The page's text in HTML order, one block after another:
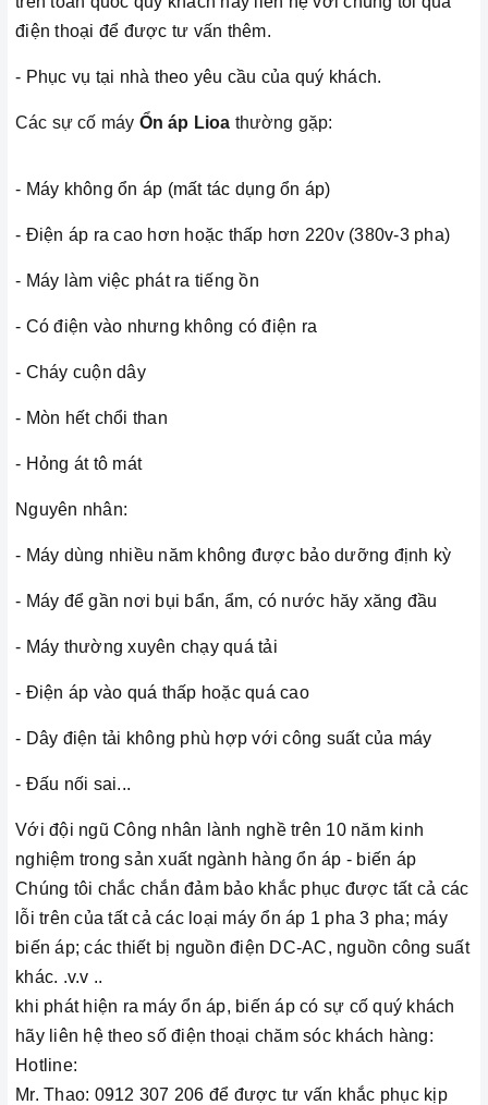
điện thoại để được tư vấn thêm.
- Phục vụ tại nhà theo yêu cầu của quý khách.
Các sự cố máy Ổn áp Lioa thường gặp:
- Máy không ổn áp (mất tác dụng ổn áp)
- Điện áp ra cao hơn hoặc thấp hơn 220v (380v-3 pha)
- Máy làm việc phát ra tiếng ồn
- Có điện vào nhưng không có điện ra
- Cháy cuộn dây
- Mòn hết chổi than
- Hỏng át tô mát
Nguyên nhân:
- Máy dùng nhiều năm không được bảo dưỡng định kỳ
- Máy để gần nơi bụi bẩn, ẩm, có nước hăy xăng đầu
- Máy thường xuyên chạy quá tải
- Điện áp vào quá thấp hoặc quá cao
- Dây điện tải không phù hợp với công suất của máy
- Đấu nối sai...
Với đội ngũ Công nhân lành nghề trên 10 năm kinh
nghiệm trong sản xuất ngành hàng ổn áp - biến áp
Chúng tôi chắc chắn đảm bảo khắc phục được tất cả các
lỗi trên của tất cả các loại máy ổn áp 1 pha 3 pha; máy
biến áp; các thiết bị nguồn điện DC-AC, nguồn công suất
khác. .v.v ..
khi phát hiện ra máy ổn áp, biến áp có sự cố quý khách
hãy liên hệ theo số điện thoại chăm sóc khách hàng:
Hotline:
Mr. Thao: 0912 307 206 để được tư vấn khắc phục kịp